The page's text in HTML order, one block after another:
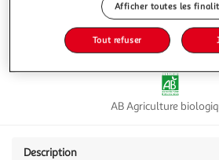
Frais
AB Agriculture
Description
Afficher toutes les
Tout refuser